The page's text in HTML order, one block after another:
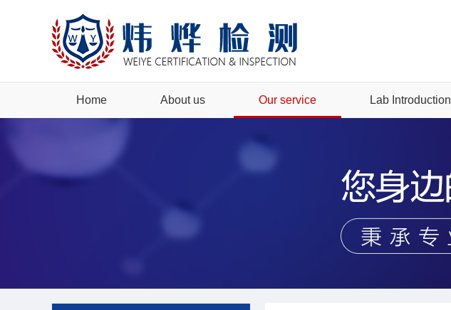
Home About us
Certificate
公正性声明
公司可持续发展 Our service
Domestic certification
《欧盟无障碍法案（EAA）》涉及的产品类别
Lab Introduction
Chemical lab